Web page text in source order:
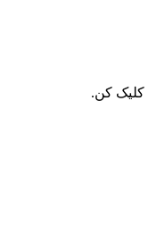
کلیک کن.